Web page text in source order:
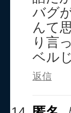
バグ
んて
り言
ベル
返信